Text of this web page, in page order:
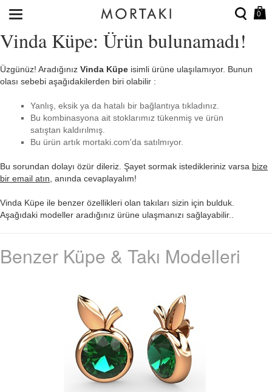
0
Vinda Küpe: Ürün bulunamadı!
Üzgünüz! Aradığınız Vinda Küpe isimli ürüne ulaşılamıyor. Bunun
olası sebebi aşağıdakilerden biri olabilir :
Yanlış, eksik ya da hatalı bir bağlantıya tıkladınız.
Bu kombinasyona ait stoklarımız tükenmiş ve ürün
satıştan kaldırılmış.
Bu ürün artık mortaki.com'da satılmıyor.
Bu sorundan dolayı özür dileriz. Şayet sormak istedikleriniz varsa bize
bir email atın , anında cevaplayalım!
Vinda Küpe ile benzer özellikleri olan takıları sizin için bulduk.
Aşağıdaki modeller aradığınız ürüne ulaşmanızı sağlayabilir..
Benzer Küpe & Takı Modelleri